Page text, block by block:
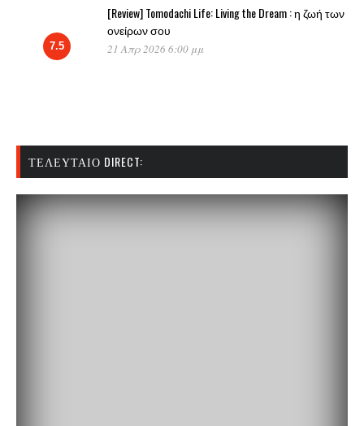
7.5
[Review] Tomodachi Life: Living the Dream : η ζωή των
ονείρων σου
21 Απρ 2026 6:00 μμ
ΤΕΛΕΥΤΑΊΟ DIRECT: